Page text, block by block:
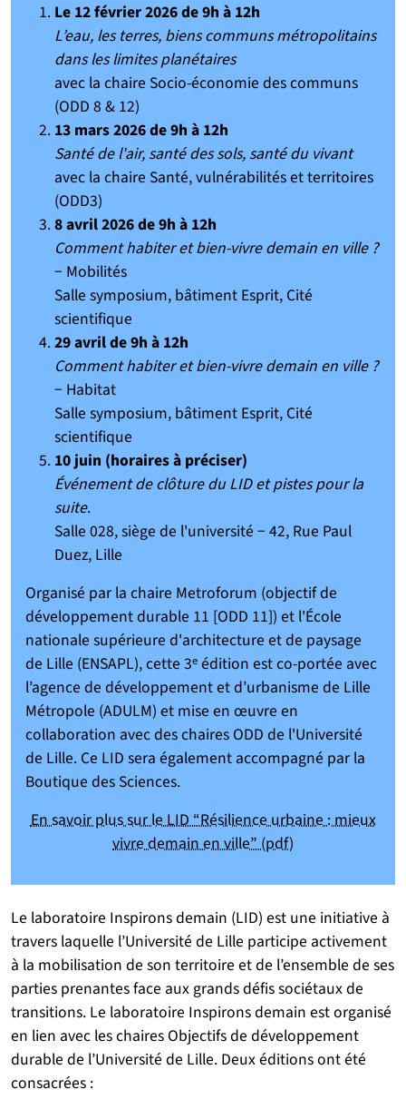
Le 12 février 2026 de 9h à 12h
L’eau, les terres, biens communs métropolitains
dans les limites planétaires
avec la chaire Socio-économie des communs
(ODD 8 & 12)
13 mars 2026 de 9h à 12h
Santé de l'air, santé des sols, santé du vivant
avec la chaire Santé, vulnérabilités et territoires
(ODD3)
8 avril 2026 de 9h à 12h
Comment habiter et bien-vivre demain en ville ?
− Mobilités
Salle symposium, bâtiment Esprit, Cité
scientifique
29 avril de 9h à 12h
Comment habiter et bien-vivre demain en ville ?
− Habitat
Salle symposium, bâtiment Esprit, Cité
scientifique
10 juin (horaires à préciser)
Événement de clôture du LID et pistes pour la
suite.
Salle 028, siège de l'université − 42, Rue Paul
Duez, Lille
Organisé par la chaire Metroforum (objectif de
développement durable 11 [ODD 11]) et l'École
nationale supérieure d'architecture et de paysage
de Lille (ENSAPL), cette 3ᵉ édition est co-portée avec
l’agence de développement et d’urbanisme de Lille
Métropole (ADULM) et mise en œuvre en
collaboration avec des chaires ODD de l'Université
de Lille. Ce LID sera également accompagné par la
Boutique des Sciences.
En savoir plus sur le LID “Résilience urbaine : mieux
vivre demain en ville” (pdf)
Le laboratoire Inspirons demain (LID) est une initiative à
travers laquelle l’Université de Lille participe activement
à la mobilisation de son territoire et de l’ensemble de ses
parties prenantes face aux grands défis sociétaux de
transitions. Le laboratoire Inspirons demain est organisé
en lien avec les chaires Objectifs de développement
durable de l’Université de Lille. Deux éditions ont été
consacrées :